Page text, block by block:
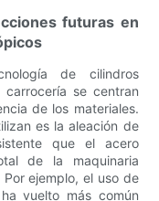
futuras en
de cilindros
se centran
de los materiales.
es la aleación de
que el acero
de la maquinaria
ejemplo, el uso de
vuelto más común